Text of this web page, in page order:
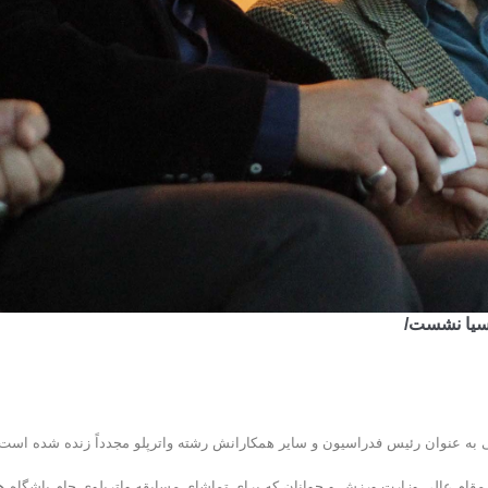
آسیا نشست/
عنوان رئیس فدراسیون و سایر همکارانش رشته واترپلو مجدداً زنده شده